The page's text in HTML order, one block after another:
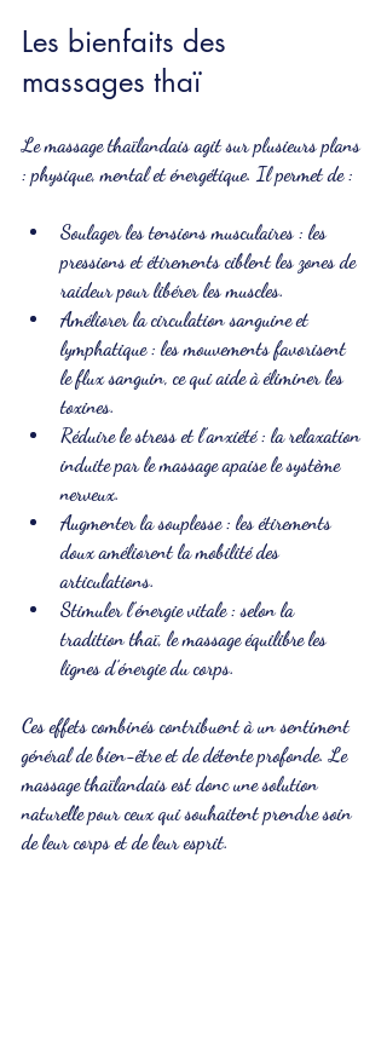
Les bienfaits des
massages thaï
Le massage thaïlandais agit sur plusieurs plans
: physique, mental et énergétique. Il permet de :
Soulager les tensions musculaires : les
pressions et étirements ciblent les zones de
raideur pour libérer les muscles.
Améliorer la circulation sanguine et
lymphatique : les mouvements favorisent
le flux sanguin, ce qui aide à éliminer les
toxines.
Réduire le stress et l’anxiété : la relaxation
induite par le massage apaise le système
nerveux.
Augmenter la souplesse : les étirements
doux améliorent la mobilité des
articulations.
Stimuler l’énergie vitale : selon la
tradition thaï, le massage équilibre les
lignes d’énergie du corps.
Ces effets combinés contribuent à un sentiment
général de bien-être et de détente profonde. Le
massage thaïlandais est donc une solution
naturelle pour ceux qui souhaitent prendre soin
de leur corps et de leur esprit.